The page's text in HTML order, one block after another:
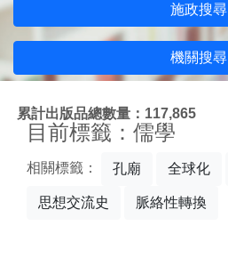
施政搜尋
機關搜尋
累計出版品總數量：117,865
目前標籤：儒學
相關標籤： 孔廟 全球化
思想交流史 脈絡性轉換